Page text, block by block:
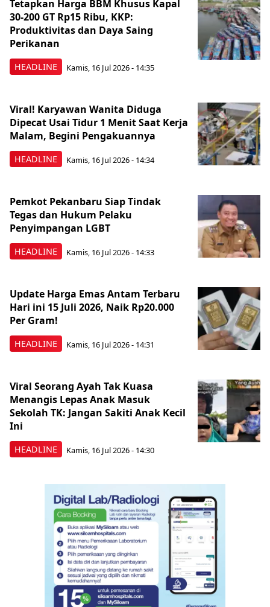
HEADLINE
Tetapkan Harga BBM Khusus Kapal
30-200 GT Rp15 Ribu, KKP:
Produktivitas dan Daya Saing
Perikanan
Kamis, 16 Jul 2026 - 14:35
HEADLINE
Viral! Karyawan Wanita Diduga
Dipecat Usai Tidur 1 Menit Saat Kerja
Malam, Begini Pengakuannya
Kamis, 16 Jul 2026 - 14:34
HEADLINE
Pemkot Pekanbaru Siap Tindak
Tegas dan Hukum Pelaku
Penyimpangan LGBT
Kamis, 16 Jul 2026 - 14:33
HEADLINE
Update Harga Emas Antam Terbaru
Hari ini 15 Juli 2026, Naik Rp20.000
Per Gram!
Kamis, 16 Jul 2026 - 14:31
HEADLINE
Viral Seorang Ayah Tak Kuasa
Menangis Lepas Anak Masuk
Sekolah TK: Jangan Sakiti Anak Kecil
Ini
Kamis, 16 Jul 2026 - 14:30